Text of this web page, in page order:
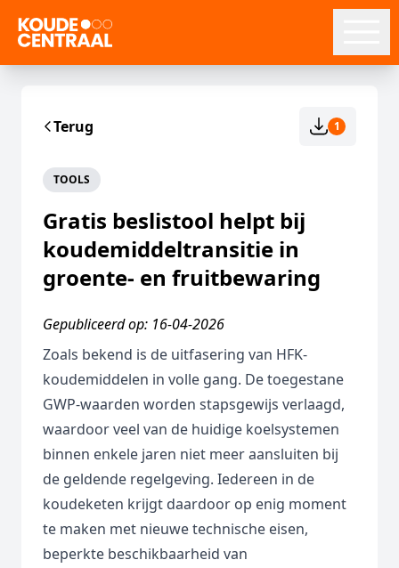
Terug 1
TOOLS
Gratis beslistool helpt bij
koudemiddeltransitie in
groente- en fruitbewaring
Gepubliceerd op: 16-04-2026
Zoals bekend is de uitfasering van HFK-
koudemiddelen in volle gang. De toegestane
GWP‑waarden worden stapsgewijs verlaagd,
waardoor veel van de huidige koelsystemen
binnen enkele jaren niet meer aansluiten bij
de geldende regelgeving. Iedereen in de
koudeketen krijgt daardoor op enig moment
te maken met nieuwe technische eisen,
beperkte beschikbaarheid van